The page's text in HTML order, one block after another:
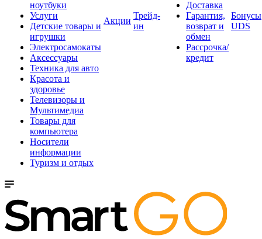
ноутбуки
Услуги
Детские товары и
игрушки
Электросамокаты
Аксессуары
Техника для авто
Красота и
здоровье
Телевизоры и
Мультимедиа
Товары для
компьютера
Носители
информации
Туризм и отдых
Акции
Трейд-
ин
Доставка
Гарантия,
возврат и
обмен
Рассрочка/
кредит
Бонусы
UDS